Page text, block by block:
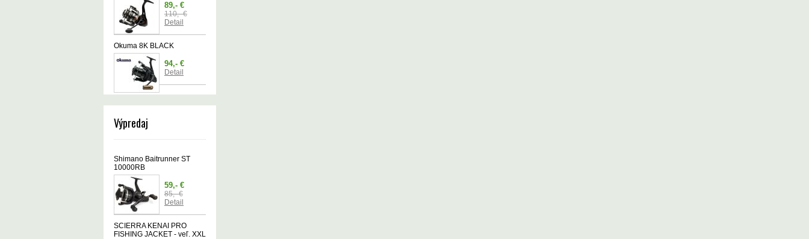
89,- €
110,- €
Detail
Okuma 8K BLACK
94,- €
Detail
Výpredaj
Shimano Baitrunner ST
10000RB
59,- €
85,- €
Detail
SCIERRA KENAI PRO
FISHING JACKET - veľ. XXL